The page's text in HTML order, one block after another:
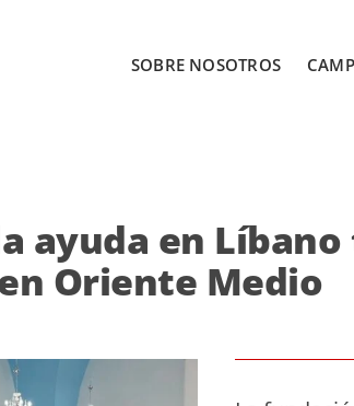
SOBRE NOSOTROS
ayuda en
Oriente Medio